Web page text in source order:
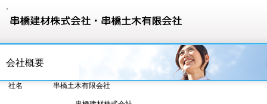
会社概要
社名 串橋土木有限会社